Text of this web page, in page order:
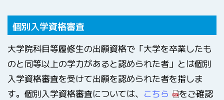
個別入学資格審査
大学院科目等履修生の出願資格で「大学を卒業したも
のと同等以上の学力があると認められた者」とは個別
入学資格審査を受けて出願を認められた者を指しま
す。個別入学資格審査については、 こちら
をご確認